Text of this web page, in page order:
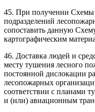
45. При получении Схемы
подразделений
сопоставить данную
картографическим
46. Доставка людей и
месту тушения лесного
постоянной дислокации
лесопожарных
соответствии с планами
и (или) авиационным